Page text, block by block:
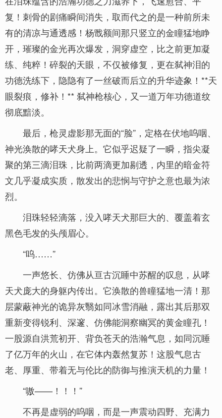
复！刺骨的剧痛瞬间消失，取而代之的是一种前所未
有的清凉与通透感！杨戬额间那只竖立的金瞳猛地睁
开，璀璨的金光再次爆发，洞穿虚空，比之前更加凝
练、纯粹！碎裂的天眼，不仅被修复，更在弑神泪的
功德洗练下，隐隐有了一丝破而后立的升华迹象！**天
眼裂痕，修补！** 弑神枪核心，又一道万年功德道纹
彻底黯淡。
最后，枪灵虚影那无面的“脸”，定格在伏地呜咽、
神光涣散的哮天犬身上。它似乎迟疑了一瞬，指尖凝
聚的第三滴泪珠，比前两滴更加剔透，内里的暗金符
文几乎凝成实质，散发出的悲悯与守护之意也最为浓
烈。
泪珠轻轻滴落，没入哮天犬那巨大的、覆盖着玄
黑色毛发的头颅眉心。
“呜……”
一声悠长、仿佛从亘古沉睡中苏醒的叹息，从哮
天犬庞大的身躯内传出。它涣散的兽瞳猛地一清！那
层蒙蔽神光的诡异灰翳如同冰雪消融，露出其后那双
重新变得锐利、深邃、仿佛能洞察幽冥的黄金瞳孔！
一股源自洪荒初开、背负苍天的浩瀚气息，如同沉睡
了亿万年的火山，在它体内轰然复苏！这股气息古
老、厚重、带着无与伦比的防御与推演天机的力量！
“嗷——！！！”
不再是虚弱的呜咽，而是一声震动四野、充满力